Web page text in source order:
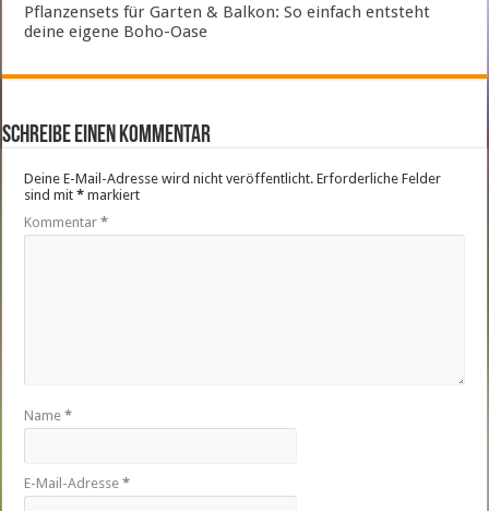
Pflanzensets für Garten & Balkon: So einfach entsteht
deine eigene Boho-Oase
Schreibe einen Kommentar
Deine E-Mail-Adresse wird nicht veröffentlicht. Erforderliche Felder
sind mit* markiert
Kommentar*
Name*
E-Mail-Adresse*